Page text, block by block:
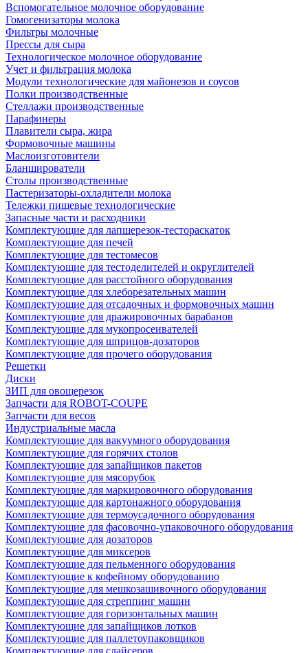
Вспомогательное молочное оборудование
Гомогенизаторы молока
Фильтры молочные
Прессы для сыра
Технологическое молочное оборудование
Учет и фильтрация молока
Модули технологические для майонезов и соусов
Полки производственные
Стеллажи производственные
Парафинеры
Плавители сыра, жира
Формовочные машины
Маслоизготовители
Бланширователи
Столы производственные
Пастеризаторы-охладители молока
Тележки пищевые технологические
Запасные части и расходники
Комплектующие для лапшерезок-тестораскаток
Комплектующие для печей
Комплектующие для тестомесов
Комплектующие для тестоделителей и округлителей
Комплектующие для расстойного оборудования
Комплектующие для хлеборезательных машин
Комплектующие для отсадочных и формовочных машин
Комплектующие для дражировочных барабанов
Комплектующие для мукопросеивателей
Комплектующие для шприцов-дозаторов
Комплектующие для прочего оборудования
Решетки
Диски
ЗИП для овощерезок
Запчасти для ROBOT-COUPE
Запчасти для весов
Индустриальные масла
Комплектующие для вакуумного оборудования
Комплектующие для горячих столов
Комплектующие для запайщиков пакетов
Комплектующие для мясорубок
Комплектующие для маркировочного оборудования
Комплектующие для картонажного оборудования
Комплектующие для термоусадочного оборудования
Комплектующие для фасовочно-упаковочного оборудования
Комплектующие для дозаторов
Комплектующие для миксеров
Комплектующие для пельменного оборудования
Комплектующие к кофейному оборудованию
Комплектующие для мешкозашивочного оборудования
Комплектующие для стреппинг машин
Комплектующие для горизонтальных машин
Комплектующие для запайщиков лотков
Комплектующие для паллетоупаковщиков
Комплектующие для слайсеров